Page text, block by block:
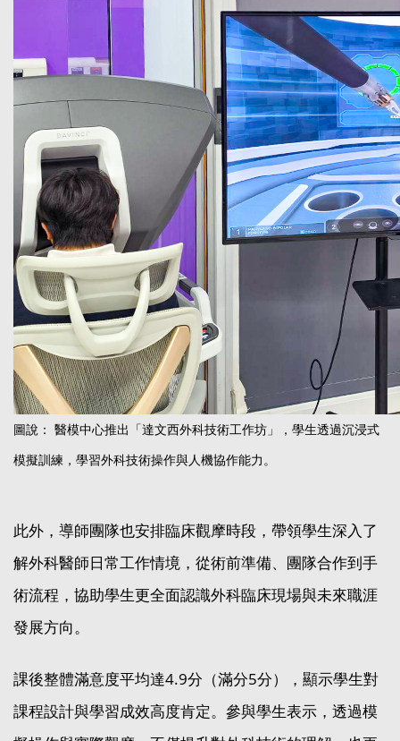
圖說： 醫模中心推出「達文西外科技術工作坊」，學生透過沉浸式
模擬訓練，學習外科技術操作與人機協作能力。
此外，導師團隊也安排臨床觀摩時段，帶領學生深入了
解外科醫師日常工作情境，從術前準備、團隊合作到手
術流程，協助學生更全面認識外科臨床現場與未來職涯
發展方向。
課後整體滿意度平均達4.9分（滿分5分），顯示學生對
課程設計與學習成效高度肯定。參與學生表示，透過模